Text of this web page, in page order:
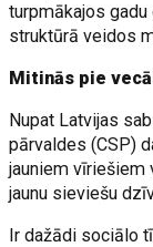
turpmākajos
struktūrā veidos
Mitinās pie
Nupat Latvijas
pārvaldes (CSP)
jauniem vīriešiem
jaunu sieviešu
Ir dažādi sociālo